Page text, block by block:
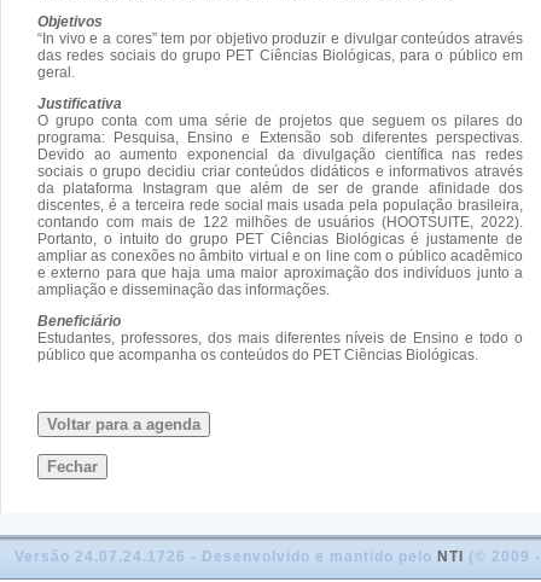
Objetivos
“In vivo e a cores” tem por objetivo produzir e divulgar conteúdos através
das redes sociais do grupo PET Ciências Biológicas, para o público em
geral.
Justificativa
O grupo conta com uma série de projetos que seguem os pilares do
programa: Pesquisa, Ensino e Extensão sob diferentes perspectivas.
Devido ao aumento exponencial da divulgação científica nas redes
sociais o grupo decidiu criar conteúdos didáticos e informativos através
da plataforma Instagram que além de ser de grande afinidade dos
discentes, é a terceira rede social mais usada pela população brasileira,
contando com mais de 122 milhões de usuários (HOOTSUITE, 2022).
Portanto, o intuito do grupo PET Ciências Biológicas é justamente de
ampliar as conexões no âmbito virtual e on line com o público acadêmico
e externo para que haja uma maior aproximação dos indivíduos junto a
ampliação e disseminação das informações.
Beneficiário
Estudantes, professores, dos mais diferentes níveis de Ensino e todo o
público que acompanha os conteúdos do PET Ciências Biológicas.
Voltar para a agenda
Fechar
Versão 24.07.24.1726 - Desenvolvido e mantido pelo NTI (© 2009 -